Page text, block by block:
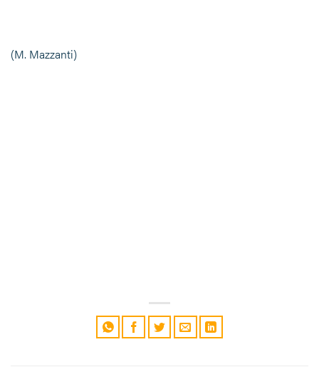
(M. Mazzanti)